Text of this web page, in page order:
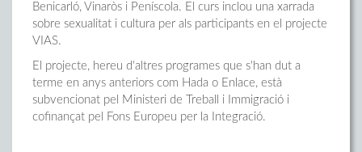
Benicarló, Vinaròs i Peníscola. El curs inclou una xarrada
sobre sexualitat i cultura per als participants en el projecte
VIAS.
El projecte, hereu d'altres programes que s'han dut a
terme en anys anteriors com Hada o Enlace, està
subvencionat pel Ministeri de Treball i Immigració i
cofinançat pel Fons Europeu per la Integració.